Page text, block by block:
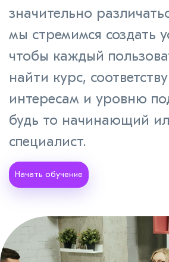
значительно
мы стремимся создать
чтобы каждый
найти курс,
интересам и уровню
будь то начинающий
специалист.
Начать обучение